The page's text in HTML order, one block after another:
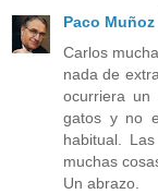
Paco Muñoz
Carlos
nada de
ocurriera
gatos y no
habitual.
muchas
Un abrazo.